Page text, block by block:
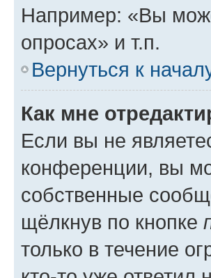
Например: «Вы
опросах» и т.п.
Вернуться к
Как мне
Если вы не
конференции, вы
собственные
щёлкнув по кнопке
только в течение